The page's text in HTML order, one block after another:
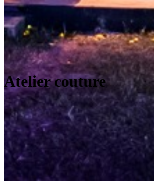
Atelier couture